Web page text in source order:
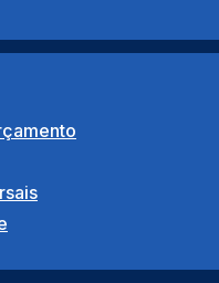
de São Gonçalo de